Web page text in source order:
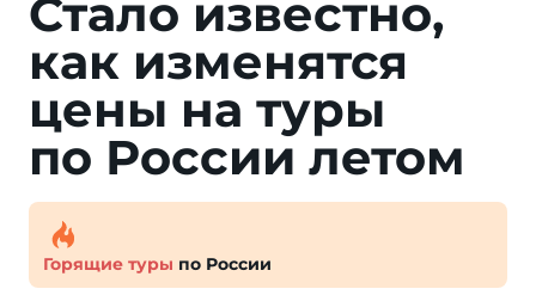
Стало известно,
как изменятся
цены на туры
по России летом
Горящие туры по России